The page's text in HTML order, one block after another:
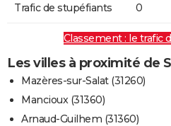
Trafic de stupéfiants 0
Classement : le trafic
Les villes à proximité de
Mazères-sur-Salat (31260)
Mancioux (31360)
Arnaud-Guilhem (31360)